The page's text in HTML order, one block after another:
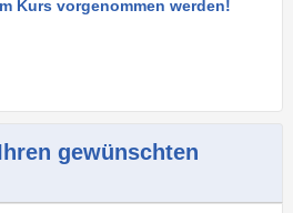
Kurs vorgenommen werden!
gewünschten